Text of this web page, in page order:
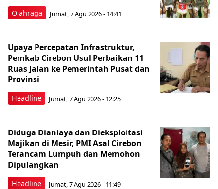
Olahraga Jumat, 7 Agu 2026 - 14:41
Headline
Upaya Percepatan Infrastruktur,
Pemkab Cirebon Usul Perbaikan 11
Ruas Jalan ke Pemerintah Pusat dan
Provinsi
Jumat, 7 Agu 2026 - 12:25
Headline
Diduga Dianiaya dan Dieksploitasi
Majikan di Mesir, PMI Asal Cirebon
Terancam Lumpuh dan Memohon
Dipulangkan
Jumat, 7 Agu 2026 - 11:49